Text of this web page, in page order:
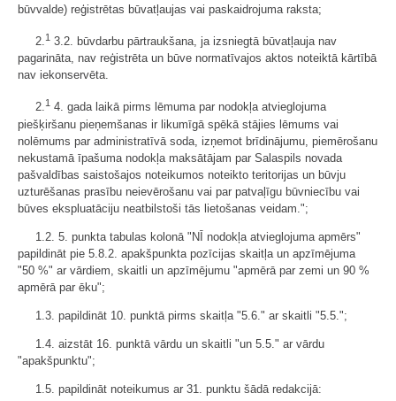
būvvalde) reģistrētas būvatļaujas vai paskaidrojuma raksta;
2.1 3.2. būvdarbu pārtraukšana, ja izsniegtā būvatļauja nav
pagarināta, nav reģistrēta un būve normatīvajos aktos noteiktā kārtībā
nav iekonservēta.
2.1 4. gada laikā pirms lēmuma par nodokļa atvieglojuma
piešķiršanu pieņemšanas ir likumīgā spēkā stājies lēmums vai
nolēmums par administratīvā soda, izņemot brīdinājumu, piemērošanu
nekustamā īpašuma nodokļa maksātājam par Salaspils novada
pašvaldības saistošajos noteikumos noteikto teritorijas un būvju
uzturēšanas prasību neievērošanu vai par patvaļīgu būvniecību vai
būves ekspluatāciju neatbilstoši tās lietošanas veidam.";
1.2. 5. punkta tabulas kolonā "NĪ nodokļa atvieglojuma apmērs"
papildināt pie 5.8.2. apakšpunkta pozīcijas skaitļa un apzīmējuma
"50 %" ar vārdiem, skaitli un apzīmējumu "apmērā par zemi un 90 %
apmērā par ēku";
1.3. papildināt 10. punktā pirms skaitļa "5.6." ar skaitli "5.5.";
1.4. aizstāt 16. punktā vārdu un skaitli "un 5.5." ar vārdu
"apakšpunktu";
1.5. papildināt noteikumus ar 31. punktu šādā redakcijā: